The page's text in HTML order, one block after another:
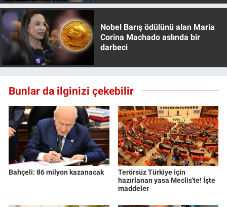
Nobel Barış ödülünü alan Maria
Corina Machado aslında bir
darbeci
Bunlar da ilginizi çekebilir
Bahçeli: 86 milyon kazanacak
Terörsüz Türkiye için
hazırlanan yasa Meclis'te! İşte
maddeler
Canlı Yayın